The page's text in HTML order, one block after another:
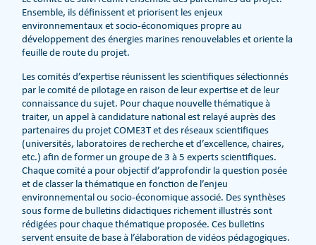
Ensemble, ils définissent et priorisent les enjeux
environnementaux et socio-économiques propre au
développement des énergies marines renouvelables et oriente la
feuille de route du projet.
Les comités d’expertise réunissent les scientifiques sélectionnés
par le comité de pilotage en raison de leur expertise et de leur
connaissance du sujet. Pour chaque nouvelle thématique à
traiter, un appel à candidature national est relayé auprès des
partenaires du projet COME3T et des réseaux scientifiques
(universités, laboratoires de recherche et d’excellence, chaires,
etc.) afin de former un groupe de 3 à 5 experts scientifiques.
Chaque comité a pour objectif d’approfondir la question posée
et de classer la thématique en fonction de l’enjeu
environnemental ou socio-économique associé. Des synthèses
sous forme de bulletins didactiques richement illustrés sont
rédigées pour chaque thématique proposée. Ces bulletins
servent ensuite de base à l’élaboration de vidéos pédagogiques.